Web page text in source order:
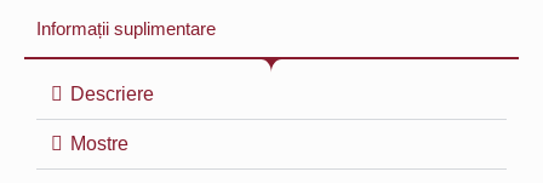
Informații suplimentare
Descriere
Mostre